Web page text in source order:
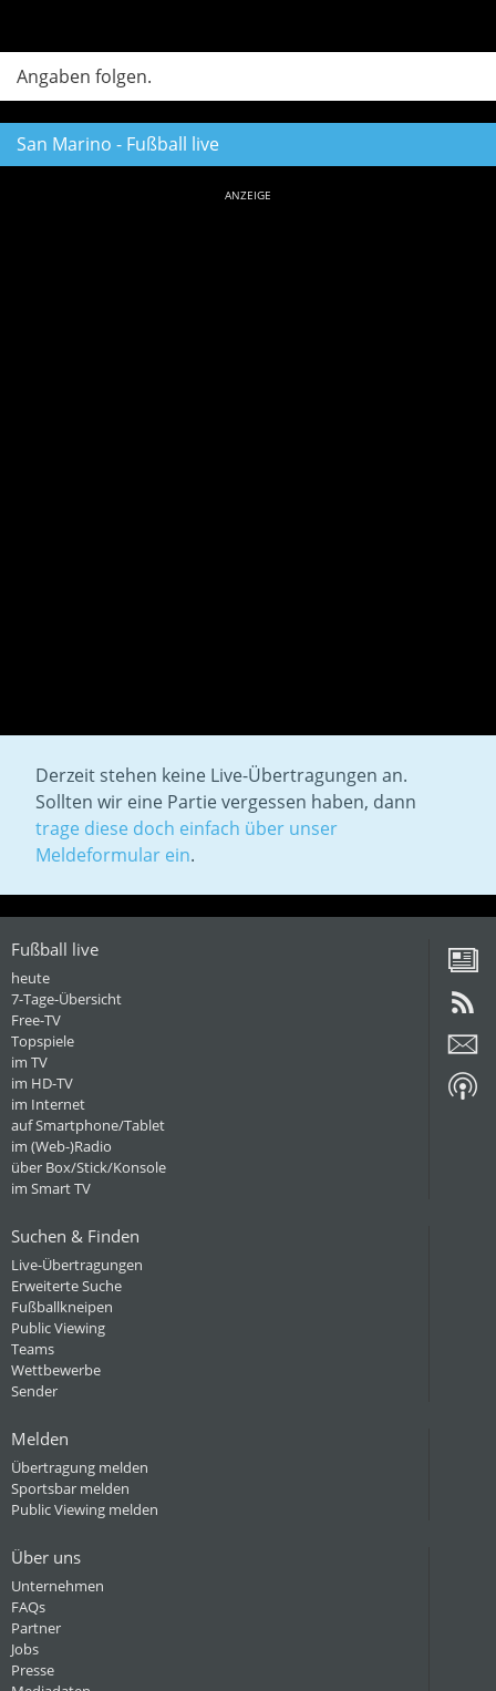
Angaben folgen.
San Marino - Fußball live
ANZEIGE
Derzeit stehen keine Live-Übertragungen an.
Sollten wir eine Partie vergessen haben, dann
trage diese doch einfach über unser
Meldeformular ein.
Fußball live
heute
7-Tage-Übersicht
Free-TV
Topspiele
im TV
im HD-TV
im Internet
auf Smartphone/Tablet
im (Web-)Radio
über Box/Stick/Konsole
im Smart TV
Suchen & Finden
Live-Übertragungen
Erweiterte Suche
Fußballkneipen
Public Viewing
Teams
Wettbewerbe
Sender
Melden
Übertragung melden
Sportsbar melden
Public Viewing melden
Über uns
Unternehmen
FAQs
Partner
Jobs
Presse